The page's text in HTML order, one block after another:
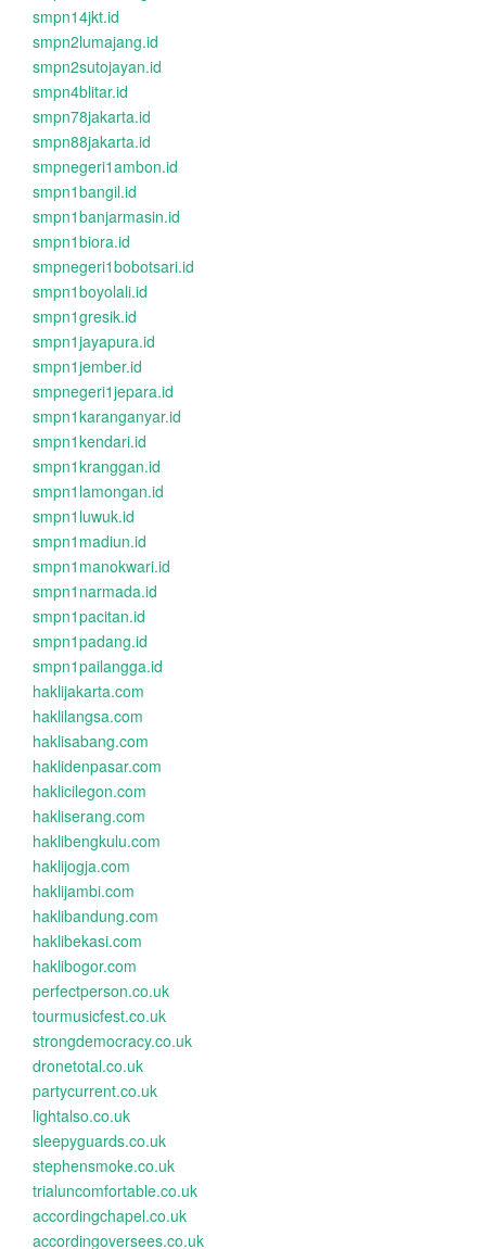
smpn14jkt.id
smpn2lumajang.id
smpn2sutojayan.id
smpn4blitar.id
smpn78jakarta.id
smpn88jakarta.id
smpnegeri1ambon.id
smpn1bangil.id
smpn1banjarmasin.id
smpn1biora.id
smpnegeri1bobotsari.id
smpn1boyolali.id
smpn1gresik.id
smpn1jayapura.id
smpn1jember.id
smpnegeri1jepara.id
smpn1karanganyar.id
smpn1kendari.id
smpn1kranggan.id
smpn1lamongan.id
smpn1luwuk.id
smpn1madiun.id
smpn1manokwari.id
smpn1narmada.id
smpn1pacitan.id
smpn1padang.id
smpn1pailangga.id
haklijakarta.com
haklilangsa.com
haklisabang.com
haklidenpasar.com
haklicilegon.com
hakliserang.com
haklibengkulu.com
haklijogja.com
haklijambi.com
haklibandung.com
haklibekasi.com
haklibogor.com
perfectperson.co.uk
tourmusicfest.co.uk
strongdemocracy.co.uk
dronetotal.co.uk
partycurrent.co.uk
lightalso.co.uk
sleepyguards.co.uk
stephensmoke.co.uk
trialuncomfortable.co.uk
accordingchapel.co.uk
accordingoversees.co.uk